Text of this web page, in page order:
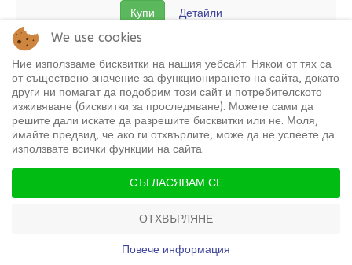
Купи Детайли
Гривна от Естествени Камъни, Зодия Лъв
(Код: Z-017)
ПРОМО КОЛИЧКА
We use cookies
Ние използваме бисквитки на нашия уебсайт. Някои от тях са
от съществено значение за функционирането на сайта, докато
други ни помагат да подобрим този сайт и потребителското
изживяване (бисквитки за проследяване). Можете сами да
решите дали искате да разрешите бисквитки или не. Моля,
имайте предвид, че ако ги отхвърлите, може да не успеете да
използвате всички функции на сайта.
СЪГЛАСЯВАМ СЕ
ОТХВЪРЛЯНЕ
Повече информация